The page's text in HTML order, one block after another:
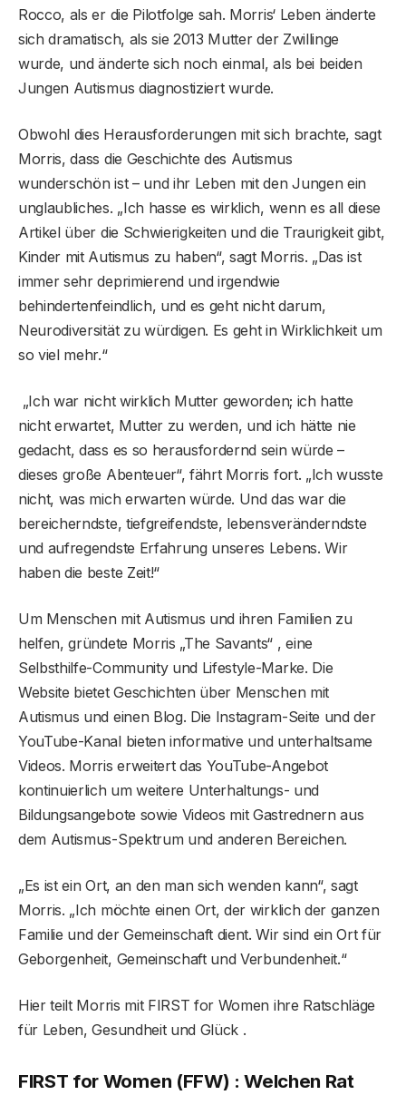
Rocco, als er die Pilotfolge sah. Morris‘ Leben änderte
sich dramatisch, als sie 2013 Mutter der Zwillinge
wurde, und änderte sich noch einmal, als bei beiden
Jungen Autismus diagnostiziert wurde.
Obwohl dies Herausforderungen mit sich brachte, sagt
Morris, dass die Geschichte des Autismus
wunderschön ist – und ihr Leben mit den Jungen ein
unglaubliches. „Ich hasse es wirklich, wenn es all diese
Artikel über die Schwierigkeiten und die Traurigkeit gibt,
Kinder mit Autismus zu haben“, sagt Morris. „Das ist
immer sehr deprimierend und irgendwie
behindertenfeindlich, und es geht nicht darum,
Neurodiversität zu würdigen. Es geht in Wirklichkeit um
so viel mehr.“
„Ich war nicht wirklich Mutter geworden; ich hatte
nicht erwartet, Mutter zu werden, und ich hätte nie
gedacht, dass es so herausfordernd sein würde –
dieses große Abenteuer“, fährt Morris fort. „Ich wusste
nicht, was mich erwarten würde. Und das war die
bereicherndste, tiefgreifendste, lebensveränderndste
und aufregendste Erfahrung unseres Lebens. Wir
haben die beste Zeit!“
Um Menschen mit Autismus und ihren Familien zu
helfen, gründete Morris „The Savants“ , eine
Selbsthilfe-Community und Lifestyle-Marke. Die
Website bietet Geschichten über Menschen mit
Autismus und einen Blog. Die Instagram-Seite und der
YouTube-Kanal bieten informative und unterhaltsame
Videos. Morris erweitert das YouTube-Angebot
kontinuierlich um weitere Unterhaltungs- und
Bildungsangebote sowie Videos mit Gastrednern aus
dem Autismus-Spektrum und anderen Bereichen.
„Es ist ein Ort, an den man sich wenden kann“, sagt
Morris. „Ich möchte einen Ort, der wirklich der ganzen
Familie und der Gemeinschaft dient. Wir sind ein Ort für
Geborgenheit, Gemeinschaft und Verbundenheit.“
Hier teilt Morris mit FIRST for Women ihre Ratschläge
für Leben, Gesundheit und Glück .
FIRST for Women (FFW) : Welchen Rat